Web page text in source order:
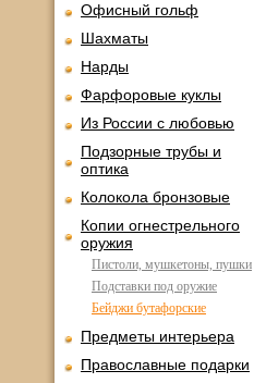
Офисный гольф
Шахматы
Нарды
Фарфоровые куклы
Из России с любовью
Подзорные трубы и
оптика
Колокола бронзовые
Копии огнестрельного
оружия
Пистоли, мушкетоны, пушки
Подставки под оружие
Бейджи бутафорские
Предметы интерьера
Православные подарки